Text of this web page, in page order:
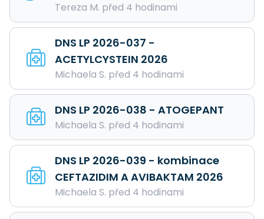
Tereza M. před 4 hodinami
DNS LP 2026-037 -
ACETYLCYSTEIN 2026
Michaela S. před 4 hodinami
DNS LP 2026-038 - ATOGEPANT
Michaela S. před 4 hodinami
DNS LP 2026-039 - kombinace
CEFTAZIDIM A AVIBAKTAM 2026
Michaela S. před 4 hodinami